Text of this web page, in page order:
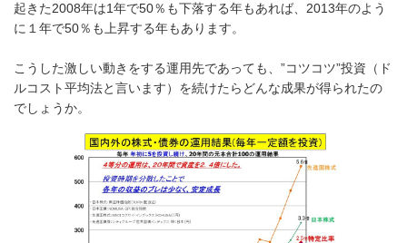
起きた2008年は1年で50％も下落する年もあれば、2013年のよう
に１年で50％も上昇する年もあります。
こうした激しい動きをする運用先であっても、”コツコツ”投資（ド
ルコスト平均法と言います）を続けたらどんな成果が得られたの
でしょうか。